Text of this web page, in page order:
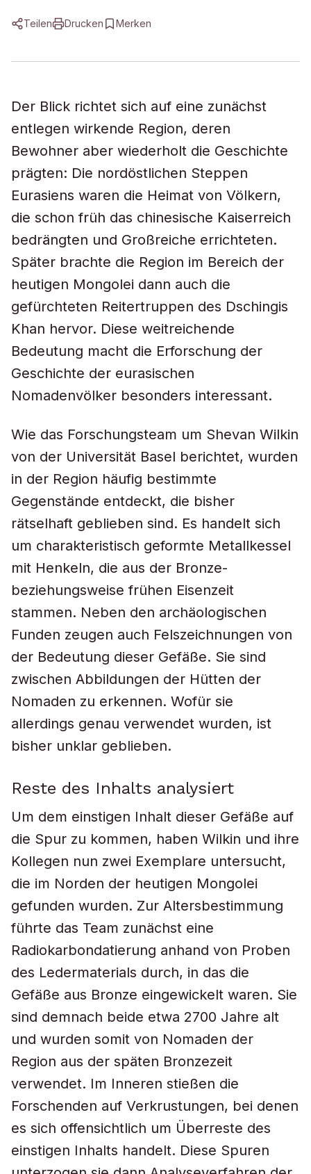
Teilen Drucken Merken
Der Blick richtet sich auf eine zunächst
entlegen wirkende Region, deren
Bewohner aber wiederholt die Geschichte
prägten: Die nordöstlichen Steppen
Eurasiens waren die Heimat von Völkern,
die schon früh das chinesische Kaiserreich
bedrängten und Großreiche errichteten.
Später brachte die Region im Bereich der
heutigen Mongolei dann auch die
gefürchteten Reitertruppen des Dschingis
Khan hervor. Diese weitreichende
Bedeutung macht die Erforschung der
Geschichte der eurasischen
Nomadenvölker besonders interessant.
Wie das Forschungsteam um Shevan Wilkin
von der Universität Basel berichtet, wurden
in der Region häufig bestimmte
Gegenstände entdeckt, die bisher
rätselhaft geblieben sind. Es handelt sich
um charakteristisch geformte Metallkessel
mit Henkeln, die aus der Bronze-
beziehungsweise frühen Eisenzeit
stammen. Neben den archäologischen
Funden zeugen auch Felszeichnungen von
der Bedeutung dieser Gefäße. Sie sind
zwischen Abbildungen der Hütten der
Nomaden zu erkennen. Wofür sie
allerdings genau verwendet wurden, ist
bisher unklar geblieben.
Reste des Inhalts analysiert
Um dem einstigen Inhalt dieser Gefäße auf
die Spur zu kommen, haben Wilkin und ihre
Kollegen nun zwei Exemplare untersucht,
die im Norden der heutigen Mongolei
gefunden wurden. Zur Altersbestimmung
führte das Team zunächst eine
Radiokarbondatierung anhand von Proben
des Ledermaterials durch, in das die
Gefäße aus Bronze eingewickelt waren. Sie
sind demnach beide etwa 2700 Jahre alt
und wurden somit von Nomaden der
Region aus der späten Bronzezeit
verwendet. Im Inneren stießen die
Forschenden auf Verkrustungen, bei denen
es sich offensichtlich um Überreste des
einstigen Inhalts handelt. Diese Spuren